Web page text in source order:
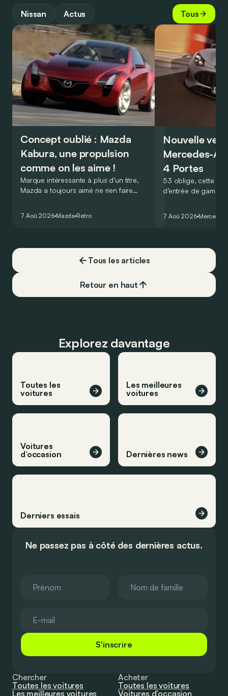
Nissan Actus Tous
Concept oublié : Mazda
Kabura, une propulsion
comme on les aime !
Marque intéressante à plus d’un titre,
Mazda a toujours aimé ne rien faire
de la plus belle des manières…
7 Aoû 2026 Mazda Retro
Nouvelle
Mercedes-
4 Portes
53 oblige, cette
d’entrée de
moins…
7 Aoû 2026 Mercedes
Tous les articles
Retour en haut
Explorez davantage
Toutes les
voitures
Les meilleures
voitures
Voitures
d’occasion
Dernières news
Derniers essais
Ne passez pas à côté des dernières actus.
S'inscrire
Chercher
Toutes les voitures
Les meilleures voitures
Acheter
Toutes les voitures
Voitures d’occasion